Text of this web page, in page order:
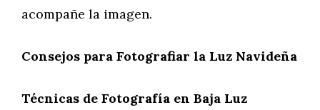
acompañe la imagen.
Consejos para Fotografiar la Luz Navideña
Técnicas de Fotografía en Baja Luz